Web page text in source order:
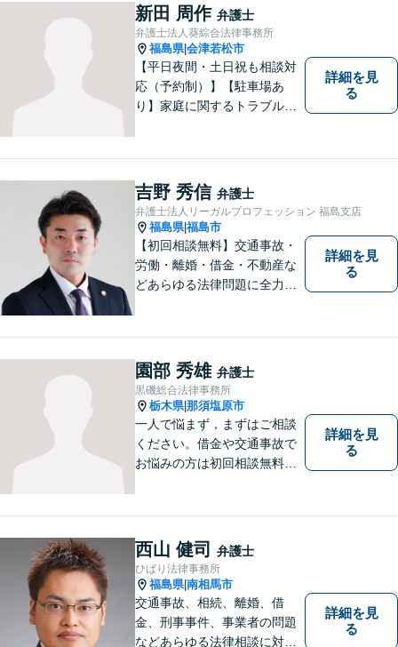
新田 周作 弁護士
弁護士法人葵綜合法律事務所
福島県|会津若松市
【平日夜間・土日祝も相談対
応（予約制）】【駐車場あ
り】家庭に関するトラブルか
詳細を見
る
吉野 秀信 弁護士
弁護士法人リーガルプロフェッション 福島支店
福島県|福島市
【初回相談無料】交通事故・
労働・離婚・借金・不動産な
どあらゆる法律問題に全力を
くことを最も重視ししていま
す。お困りの方はまずはご相
談ください。
詳細を見
る
園部 秀雄 弁護士
黒磯総合法律事務所
栃木県|那須塩原市
一人で悩まず，まずはご相談
ください。借金や交通事故で
お悩みの方は初回相談無料で
詳細を見
る
西山 健司 弁護士
ひばり法律事務所
福島県|南相馬市
交通事故、相続、離婚、借
金、刑事事件、事業者の問題
などあらゆる法律相談に対応
詳細を見
る